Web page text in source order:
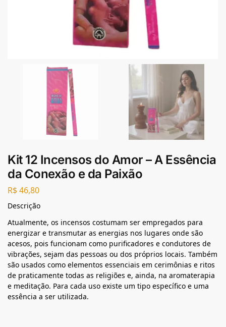
Kit 12 Incensos do Amor – A Essência
da Conexão e da Paixão
R$46,80
Descrição
Atualmente, os incensos costumam ser empregados para
energizar e transmutar as energias nos lugares onde são
acesos, pois funcionam como purificadores e condutores de
vibrações, sejam das pessoas ou dos próprios locais. Também
são usados como elementos essenciais em cerimônias e ritos
de praticamente todas as religiões e, ainda, na aromaterapia
e meditação. Para cada uso existe um tipo específico e uma
essência a ser utilizada.